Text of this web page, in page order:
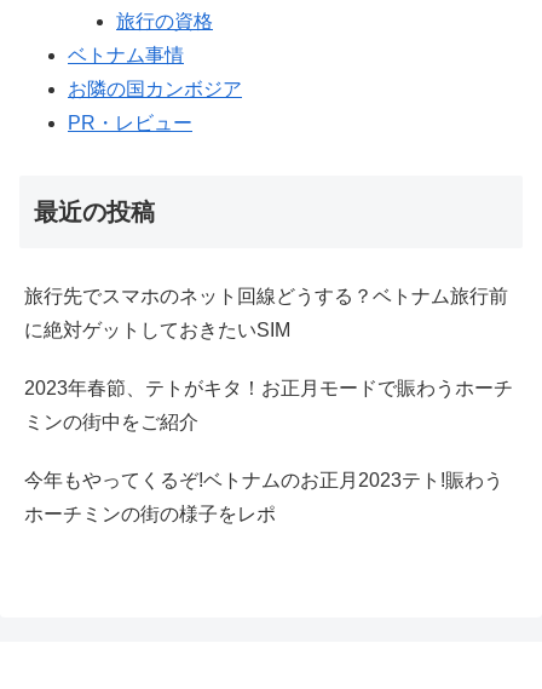
旅行の資格
ベトナム事情
お隣の国カンボジア
PR・レビュー
最近の投稿
旅行先でスマホのネット回線どうする？ベトナム旅行前
に絶対ゲットしておきたいSIM
2023年春節、テトがキタ！お正月モードで賑わうホーチ
ミンの街中をご紹介
今年もやってくるぞ!ベトナムのお正月2023テト!賑わう
ホーチミンの街の様子をレポ